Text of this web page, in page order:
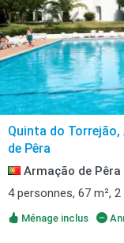
Quinta do
de Pêra
Armação de Pêra
4 personnes, 67 m²,
Ménage inclus